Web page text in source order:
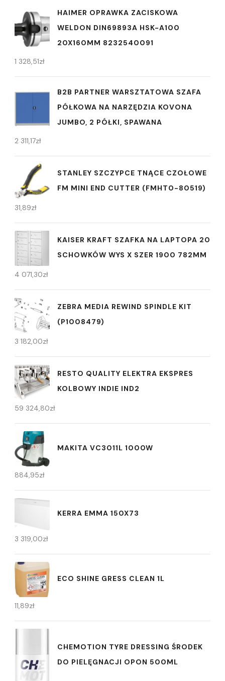
HAIMER OPRAWKA ZACISKOWA
WELDON DIN69893A HSK-A100
20X160MM 8232540091
1 328,51zł
B2B PARTNER WARSZTATOWA SZAFA
PÓŁKOWA NA NARZĘDZIA KOVONA
JUMBO, 2 PÓŁKI, SPAWANA
2 311,17zł
STANLEY SZCZYPCE TNĄCE CZOŁOWE
FM MINI END CUTTER (FMHT0-80519)
31,89zł
KAISER KRAFT SZAFKA NA LAPTOPA 20
SCHOWKÓW WYS X SZER 1900 782MM
4 071,30zł
ZEBRA MEDIA REWIND SPINDLE KIT
(P1008479)
3 182,00zł
RESTO QUALITY ELEKTRA EKSPRES
KOLBOWY INDIE IND2
59 324,80zł
MAKITA VC3011L 1000W
884,95zł
KERRA EMMA 150X73
3 319,00zł
ECO SHINE GRESS CLEAN 1L
11,89zł
CHEMOTION TYRE DRESSING ŚRODEK
DO PIELĘGNACJI OPON 500ML